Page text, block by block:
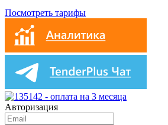
Посмотреть тарифы
Авторизация